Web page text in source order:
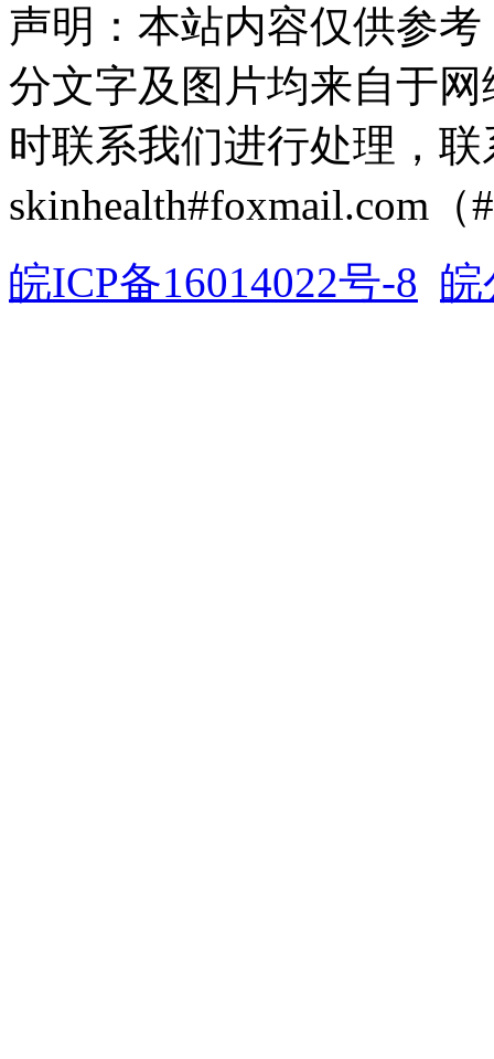
声明：本站内容仅供参
分文字及图片均来自于
时联系我们进行处理，
skinhealth#foxmail.com（
皖ICP备16014022号-8 皖